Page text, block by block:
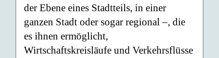
der Ebene eines Stadtteils, in einer
ganzen Stadt oder sogar regional –, die
es ihnen ermöglicht,
Wirtschaftskreisläufe und Verkehrsflüsse